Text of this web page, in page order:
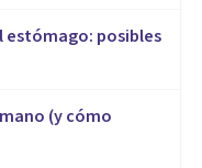
estómago: posibles
(y cómo